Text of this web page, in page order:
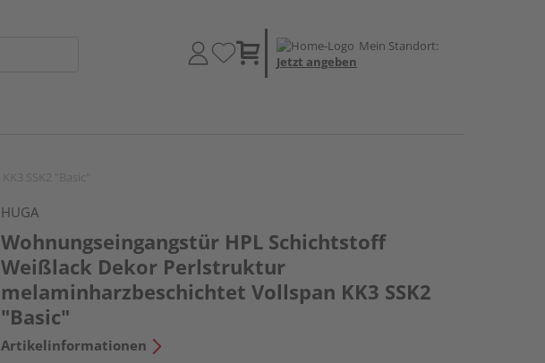
Mein Standort:
Jetzt angeben
HUGA
Wohnungseingangstür HPL Schichtstoff
Weißlack Dekor Perlstruktur
melaminharzbeschichtet Vollspan KK3 SSK2
"Basic"
Artikelinformationen